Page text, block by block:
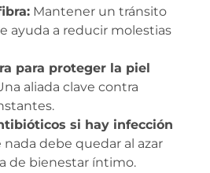
Mantener un tránsito
ayuda a reducir molestias
para proteger la piel
aliada clave contra
si hay infección
nada debe quedar al azar
de bienestar íntimo.